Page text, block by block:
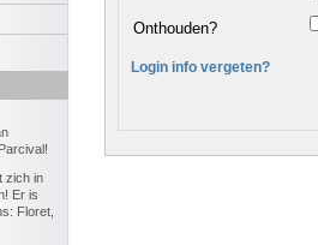
zich in
Er is
Floret,
Onthouden?
Login info vergeten?